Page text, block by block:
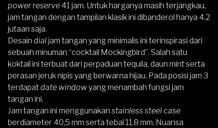
power reserve 41 jam. Untuk harganya masih terjangkau,
jam tangan dengan tampilan klasik ini dibanderol hanya 4,2
jutaan saja.
Desain dialjam tangan yang minimalis ini terinspirasi dari
sebuah minuman “cocktail Mockingbird”. Salah satu
koktail ini terbuat dari perpaduan tequila, daun mint serta
perasan jeruk nipis yang berwarna hijau. Pada posisi jam 3
terdapatdate windowyang menambah fungsi jam
tangan ini.
Jam tangan ini menggunakan stainless steel case
berdiameter 40,5 mm serta tebal 11,8 mm. Nuansa